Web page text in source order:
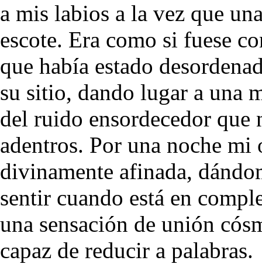
a mis labios a la vez que
escote. Era como si fuese
que había estado
su sitio, dando lugar a una
del ruido ensordecedor
adentros. Por una noche
divinamente afinada,
sentir cuando está en
una sensación de unión
capaz de reducir a palabras.